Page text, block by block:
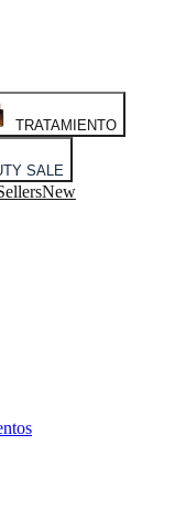
TRATAMIENTO
SALE
New